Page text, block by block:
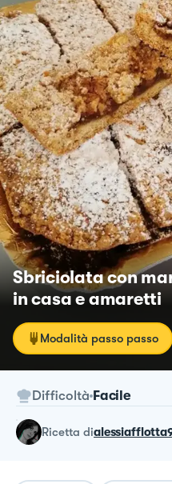
Sbriciolata con
in casa e amaretti
Modalità passo passo
Difficoltà Facile
ricetta di